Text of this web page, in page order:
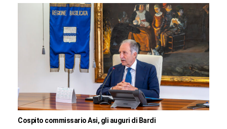
Cospito commissario Asi, gli auguri di Bardi